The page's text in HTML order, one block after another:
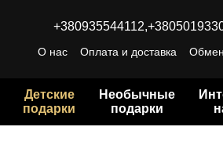
+380935544112,
О нас Оплата и доставка Обмен
Детские
подарки
Необычные
подарки